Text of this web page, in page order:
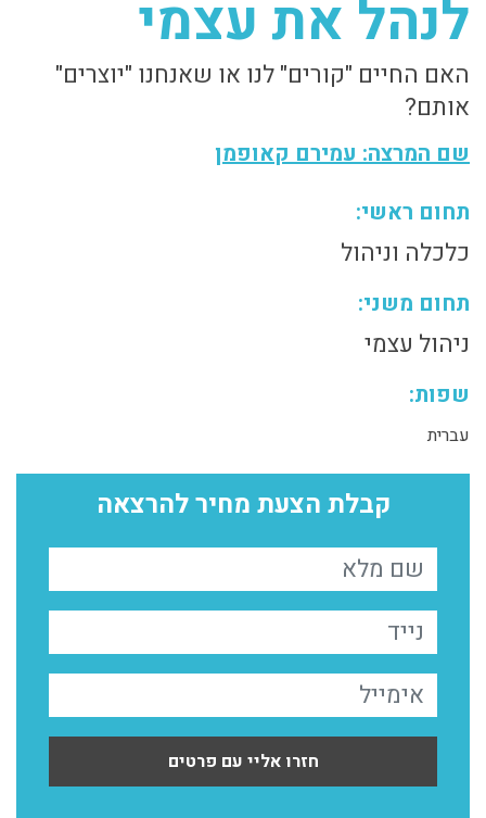
לנהל את עצמי
האם החיים "קורים" לנו או שאנחנו "יוצרים"
אותם?
שם המרצה: עמירם קאופמן
תחום ראשי:
כלכלה וניהול
תחום משני:
ניהול עצמי
שפות:
עברית
קבלת הצעת מחיר להרצאה
חזרו אליי עם פרטים